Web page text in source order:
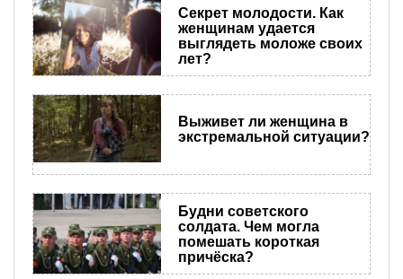
Секрет молодости. Как
женщинам удается
выглядеть моложе своих
лет?
Выживет ли женщина в
экстремальной ситуации?
Будни советского
солдата. Чем могла
помешать короткая
причёска?